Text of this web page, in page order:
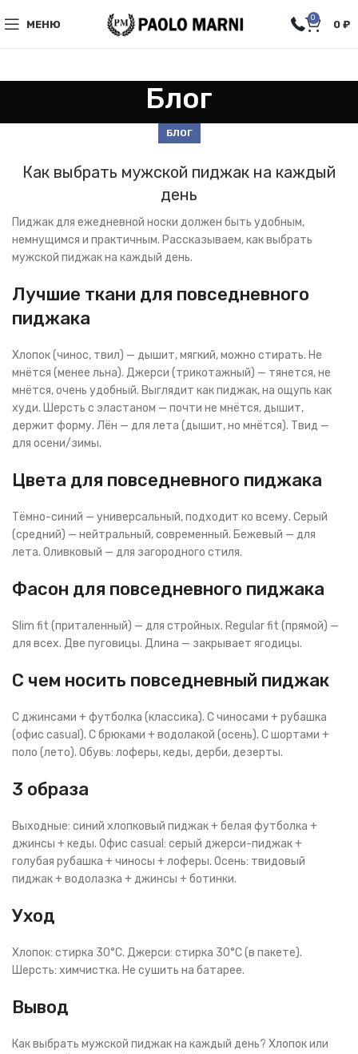
МЕНЮ
0
0 ₽
Блог
БЛОГ
Как выбрать мужской пиджак на каждый
день
Пиджак для ежедневной носки должен быть удобным,
немнущимся и практичным. Рассказываем, как выбрать
мужской пиджак на каждый день.
Лучшие ткани для повседневного
пиджака
Хлопок (чинос, твил) — дышит, мягкий, можно стирать. Не
мнётся (менее льна). Джерси (трикотажный) — тянется, не
мнётся, очень удобный. Выглядит как пиджак, на ощупь как
худи. Шерсть с эластаном — почти не мнётся, дышит,
держит форму. Лён — для лета (дышит, но мнётся). Твид —
для осени/зимы.
Цвета для повседневного пиджака
Тёмно-синий — универсальный, подходит ко всему. Серый
(средний) — нейтральный, современный. Бежевый — для
лета. Оливковый — для загородного стиля.
Фасон для повседневного пиджака
Slim fit (приталенный) — для стройных. Regular fit (прямой) —
для всех. Две пуговицы. Длина — закрывает ягодицы.
С чем носить повседневный пиджак
С джинсами + футболка (классика). С чиносами + рубашка
(офис casual). С брюками + водолакой (осень). С шортами +
поло (лето). Обувь: лоферы, кеды, дерби, дезерты.
3 образа
Выходные: синий хлопковый пиджак + белая футболка +
джинсы + кеды. Офис casual: серый джерси-пиджак +
голубая рубашка + чиносы + лоферы. Осень: твидовый
пиджак + водолазка + джинсы + ботинки.
Уход
Хлопок: стирка 30°C. Джерси: стирка 30°C (в пакете).
Шерсть: химчистка. Не сушить на батарее.
Вывод
Как выбрать мужской пиджак на каждый день? Хлопок или